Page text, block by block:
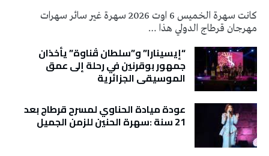
كانت سهرة الخميس 6 اوت 2026 سهرة غير سائر سهرات
مهرجان قرطاج الدولي هذا …
“إيسينارا” و”سلطان ڤناوة” يأخذان
جمهور بوقرنين في رحلة إلى عمق
الموسيقى الجزائرية
عودة ميادة الحناوي لمسرح قرطاج بعد
21 سنة :سهرة الحنين للزمن الجميل